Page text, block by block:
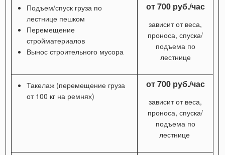
Подъем/спуск груза по
лестнице пешком
Перемещение
стройматериалов
Вынос строительного мусора
от 700 руб./час
зависит от веса,
проноса, спуска/
подъема по
лестнице
Такелаж (перемещение груза
от 100 кг на ремнях)
от 700 руб./час
зависит от веса,
проноса, спуска/
подъема по
лестнице